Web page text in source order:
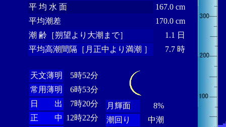
平 均 水 面
167.0 cm
平均潮差
170.0 cm
潮 齢［朔望より大潮まで］
1.1 日
平均高潮間隔［月正中より満潮 ］
7.7 時
天文薄明
5時52分
常用薄明
6時53分
日 出
7時20分
正 中 12時22分
月輝面
8%
潮回り
中潮